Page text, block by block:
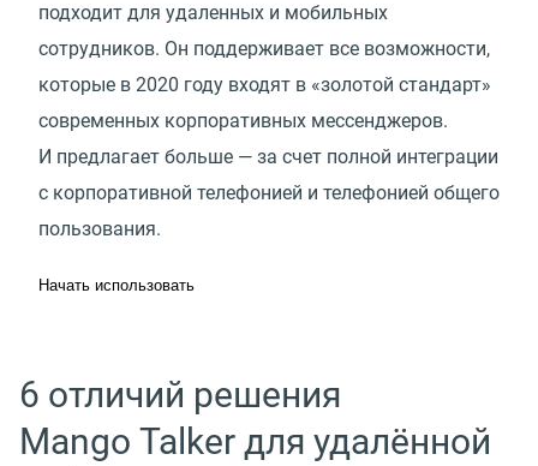
подходит для удаленных и мобильных
сотрудников. Он поддерживает все возможности,
которые в 2020 году входят в «золотой стандарт»
современных корпоративных мессенджеров.
И предлагает больше — за счет полной интеграции
с корпоративной телефонией и телефонией общего
пользования.
Начать использовать
6 отличий решения
Mango Talker для удалённой